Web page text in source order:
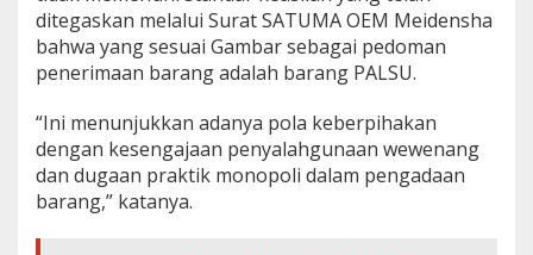
ditegaskan melalui Surat SATUMA OEM Meidensha
bahwa yang sesuai Gambar sebagai pedoman
penerimaan barang adalah barang PALSU.
“Ini menunjukkan adanya pola keberpihakan
dengan kesengajaan penyalahgunaan wewenang
dan dugaan praktik monopoli dalam pengadaan
barang,” katanya.